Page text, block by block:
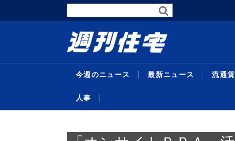
今週のニュース 最新ニュース
最新ニュース
流通
流通賃貸
不動産投資
行政・地域・団体
不動産開発
データ
連載
特集
住宅事業
人事
人事